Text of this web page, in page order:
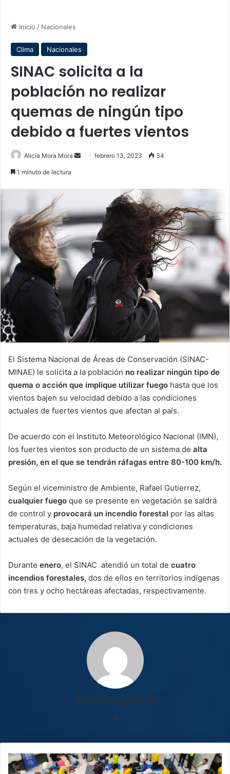
Inicio / Nacionales
Clima Nacionales
SINAC solicita a la
población no realizar
quemas de ningún tipo
debido a fuertes vientos
Alicia Mora Mora
Sendfebrero 13, 2023 34
1 minuto de lectura
El Sistema Nacional de Áreas de Conservación (SINAC-
MINAE) le solicita a la población no realizar ningún tipo de
quema o acción que implique utilizar fuego hasta que los
vientos bajen su velocidad debido a las condiciones
actuales de fuertes vientos que afectan al país.
De acuerdo con el Instituto Meteorológico Nacional (IMN),
los fuertes vientos son producto de un sistema de alta
presión, en el que se tendrán ráfagas entre 80-100 km/h.
Según el viceministro de Ambiente, Rafael Gutierrez,
cualquier fuego que se presente en vegetación se saldrá
de control y provocará un incendio forestal por las altas
temperaturas, baja humedad relativa y condiciones
actuales de desecación de la vegetación.
Durante enero, el SINAC atendió un total de cuatro
incendios forestales, dos de ellos en territorios indígenas
con tres y ocho hectáreas afectadas, respectivamente.
Alicia Mora Mora
Más
de